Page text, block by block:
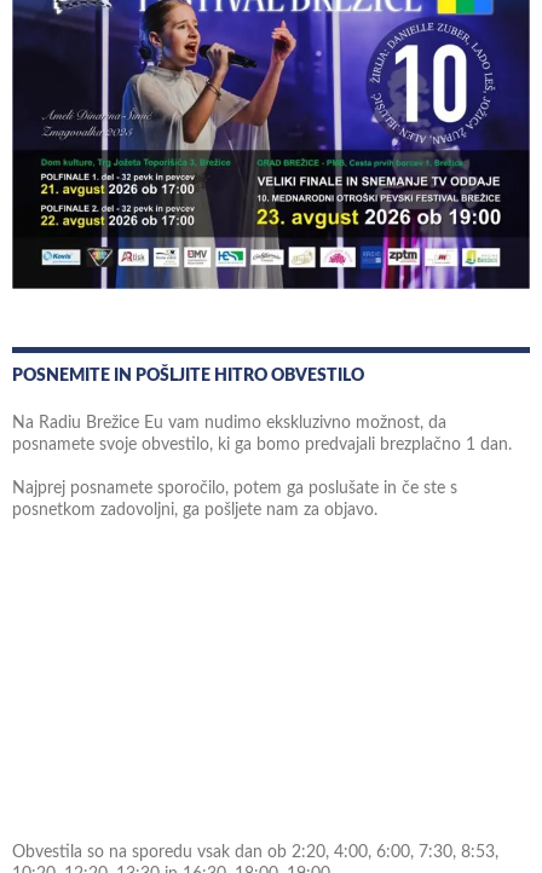
POSNEMITE IN POŠLJITE HITRO OBVESTILO
Na Radiu Brežice Eu vam nudimo ekskluzivno možnost, da
posnamete svoje obvestilo, ki ga bomo predvajali brezplačno 1 dan.
Najprej posnamete sporočilo, potem ga poslušate in če ste s
posnetkom zadovoljni, ga pošljete nam za objavo.
Obvestila so na sporedu vsak dan ob 2:20, 4:00, 6:00, 7:30, 8:53,